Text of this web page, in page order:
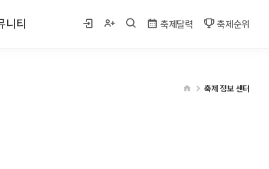
니티 축제달력 축제순위
축제 정보 센터